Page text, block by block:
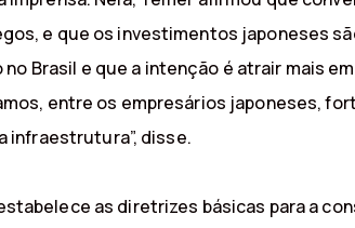
e que os investimentos japoneses
Brasil e que a intenção é atrair mais
entre os empresários japoneses,
infraestrutura”, disse.
as diretrizes básicas para a